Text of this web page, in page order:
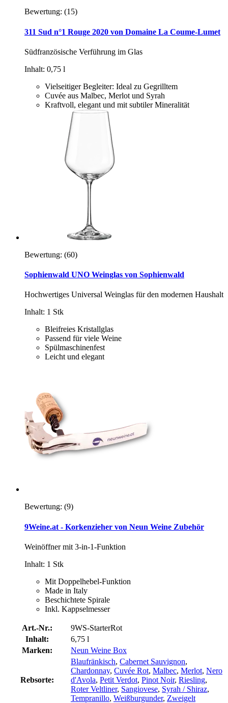
Bewertung: (15)
311 Sud n°1 Rouge 2020 von Domaine La Coume-Lumet
Südfranzösische Verführung im Glas
Inhalt: 0,75 l
Vielseitiger Begleiter: Ideal zu Gegrilltem
Cuvée aus Malbec, Merlot und Syrah
Kraftvoll, elegant und mit subtiler Mineralität
Bewertung: (60)
Sophienwald UNO Weinglas von Sophienwald
Hochwertiges Universal Weinglas für den modernen Haushalt
Inhalt: 1 Stk
Bleifreies Kristallglas
Passend für viele Weine
Spülmaschinenfest
Leicht und elegant
Bewertung: (9)
9Weine.at - Korkenzieher von Neun Weine Zubehör
Weinöffner mit 3-in-1-Funktion
Inhalt: 1 Stk
Mit Doppelhebel-Funktion
Made in Italy
Beschichtete Spirale
Inkl. Kappselmesser
Art.-Nr.:
9WS-StarterRot
Inhalt:
6,75 l
Marken:
Neun Weine Box
Rebsorte:
Blaufränkisch, Cabernet Sauvignon,
Chardonnay, Cuvée Rot, Malbec, Merlot, Nero
d'Avola, Petit Verdot, Pinot Noir, Riesling,
Roter Veltliner, Sangiovese, Syrah / Shiraz,
Tempranillo, Weißburgunder, Zweigelt